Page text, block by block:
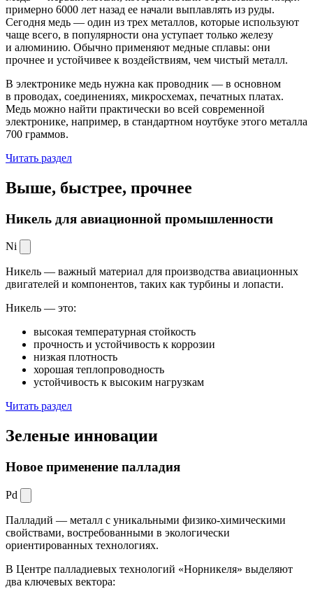
примерно 6000 лет назад ее начали выплавлять из руды.
Сегодня медь — один из трех металлов, которые используют
чаще всего, в популярности она уступает только железу
и алюминию. Обычно применяют медные сплавы: они
прочнее и устойчивее к воздействиям, чем чистый металл.
В электронике медь нужна как проводник — в основном
в проводах, соединениях, микросхемах, печатных платах.
Медь можно найти практически во всей современной
электронике, например, в стандартном ноутбуке этого металла
700 граммов.
Читать раздел
Выше, быстрее, прочнее
Никель для авиационной промышленности
Ni
Никель — важный материал для производства авиационных
двигателей и компонентов, таких как турбины и лопасти.
Никель — это:
высокая температурная стойкость
прочность и устойчивость к коррозии
низкая плотность
хорошая теплопроводность
устойчивость к высоким нагрузкам
Читать раздел
Зеленые инновации
Новое применение палладия
Pd
Палладий — металл с уникальными физико-химическими
свойствами, востребованными в экологически
ориентированных технологиях.
В Центре палладиевых технологий «Норникеля» выделяют
два ключевых вектора: